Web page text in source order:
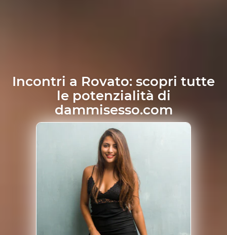
Incontri a Rovato: scopri tutte
le potenzialità di
dammisesso.com